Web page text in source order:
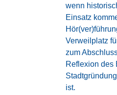
wenn
Einsatz
Verweilplatz
zum
Reflexion des
ist.